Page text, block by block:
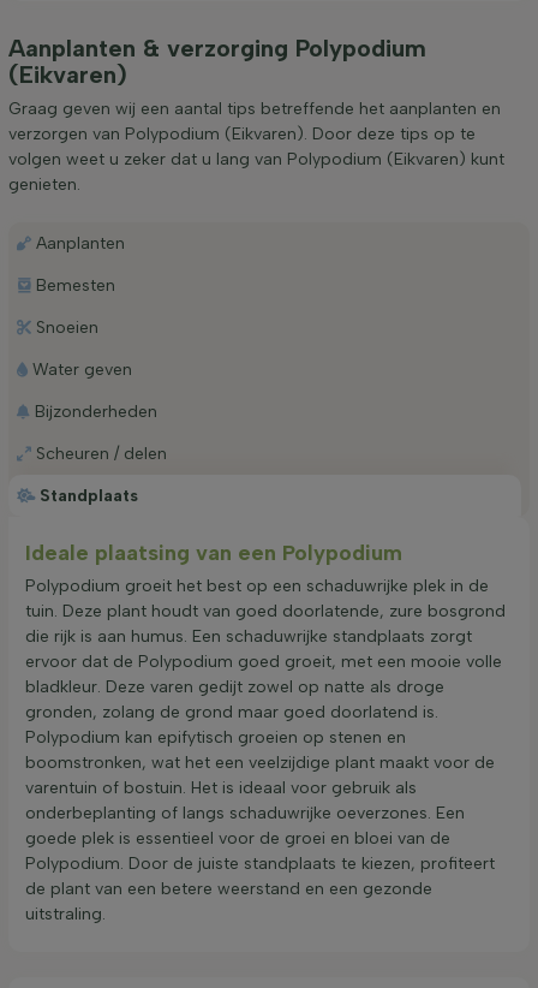
Aanplanten & verzorging Polypodium
(Eikvaren)
Graag geven wij een aantal tips betreffende het aanplanten en
verzorgen van Polypodium (Eikvaren). Door deze tips op te
volgen weet u zeker dat u lang van Polypodium (Eikvaren) kunt
genieten.
Standplaats
Aanplanten
Bemesten
Snoeien
Water geven
Bijzonderheden
Scheuren / delen
Ideale plaatsing van een Polypodium
Polypodium groeit het best op een schaduwrijke plek in de
tuin. Deze plant houdt van goed doorlatende, zure bosgrond
die rijk is aan humus. Een schaduwrijke standplaats zorgt
ervoor dat de Polypodium goed groeit, met een mooie volle
bladkleur. Deze varen gedijt zowel op natte als droge
gronden, zolang de grond maar goed doorlatend is.
Polypodium kan epifytisch groeien op stenen en
boomstronken, wat het een veelzijdige plant maakt voor de
varentuin of bostuin. Het is ideaal voor gebruik als
onderbeplanting of langs schaduwrijke oeverzones. Een
goede plek is essentieel voor de groei en bloei van de
Polypodium. Door de juiste standplaats te kiezen, profiteert
de plant van een betere weerstand en een gezonde
uitstraling.